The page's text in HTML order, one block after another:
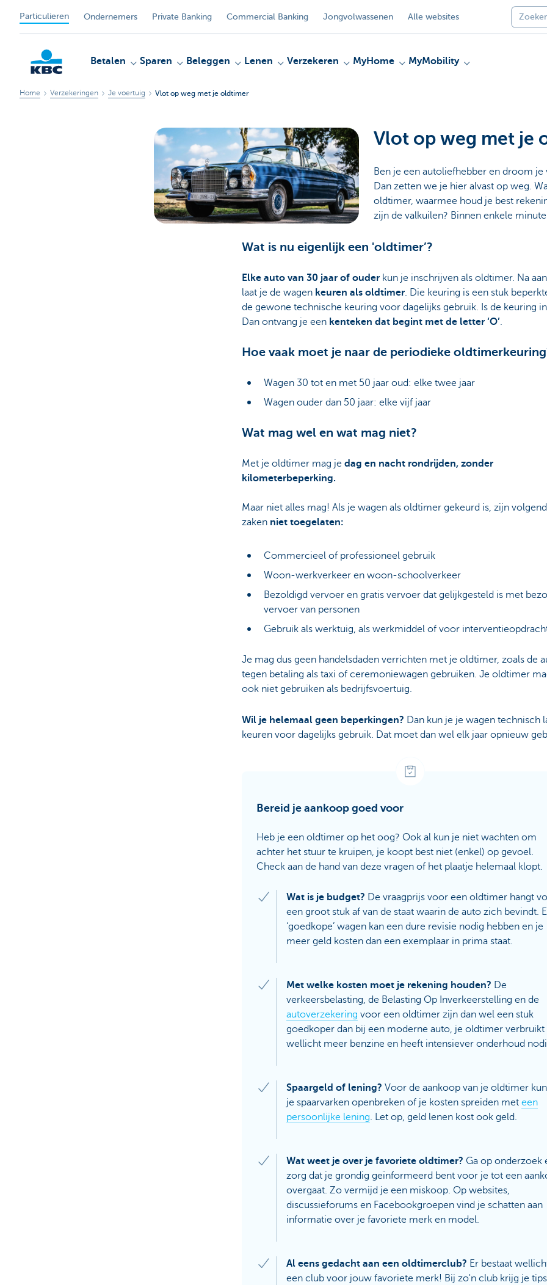
Particulieren Ondernemers Private Banking Commercial Banking Jongvolwassenen Alle websites
Betalen Sparen Beleggen Lenen Verzekeren MyHome MyMobility
Home Verzekeringen Je voertuig Vlot op weg met je oldtimer
Vlot op weg met je
Ben je een autoliefhebber en droom
Dan zetten we je hier alvast op weg.
oldtimer, waarmee houd je best
zijn de valkuilen? Binnen enkele
Wat is nu eigenlijk een 'oldtimer’?
Elke auto van 30 jaar of ouderkun je inschrijven als oldtimer. Na
laat je de wagen keuren als oldtimer. Die keuring is een stuk
de gewone technische keuring voor dagelijks gebruik. Is de keuring
Dan ontvang je een kenteken dat begint met de letter ‘O’.
Hoe vaak moet je naar de periodieke
Wagen 30 tot en met 50 jaar oud: elke twee jaar
Wagen ouder dan 50 jaar: elke vijf jaar
Wat mag wel en wat mag niet?
Met je oldtimer mag je dag en nacht rondrijden, zonder
kilometerbeperking.
Maar niet alles mag! Als je wagen als oldtimer gekeurd is, zijn
zaken niet toegelaten:
Commercieel of professioneel gebruik
Woon-werkverkeer en woon-schoolverkeer
Bezoldigd vervoer en gratis vervoer dat gelijkgesteld is met
vervoer van personen
Gebruik als werktuig, als werkmiddel of voor
Je mag dus geen handelsdaden verrichten met je oldtimer, zoals de
tegen betaling als taxi of ceremoniewagen gebruiken. Je oldtimer
ook niet gebruiken als bedrijfsvoertuig.
Wil je helemaal geen beperkingen? Dan kun je je wagen technisch
keuren voor dagelijks gebruik. Dat moet dan wel elk jaar opnieuw
Bereid je aankoop goed voor
Heb je een oldtimer op het oog? Ook al kun je niet wachten om
achter het stuur te kruipen, je koopt best niet (enkel) op gevoel.
Check aan de hand van deze vragen of het plaatje helemaal klopt.
Wat is je budget? De vraagprijs voor een oldtimer hangt
een groot stuk af van de staat waarin de auto zich bevindt.
‘goedkope’ wagen kan een dure revisie nodig hebben en je
meer geld kosten dan een exemplaar in prima staat.
Met welke kosten moet je rekening houden? De
verkeersbelasting, de Belasting Op Inverkeerstelling en de
autoverzekering voor een oldtimer zijn dan wel een stuk
goedkoper dan bij een moderne auto, je oldtimer verbruikt
wellicht meer benzine en heeft intensiever onderhoud
Spaargeld of lening? Voor de aankoop van je oldtimer
je spaarvarken openbreken of je kosten spreiden met een
persoonlijke lening. Let op, geld lenen kost ook geld.
Wat weet je over je favoriete oldtimer? Ga op onderzoek
zorg dat je grondig geïnformeerd bent voor je tot een
overgaat. Zo vermijd je een miskoop. Op websites,
discussieforums en Facebookgroepen vind je schatten aan
informatie over je favoriete merk en model.
Al eens gedacht aan een oldtimerclub? Er bestaat
een club voor jouw favoriete merk! Bij zo'n club krijg je tips